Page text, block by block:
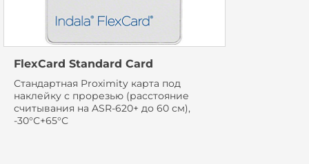
FlexCard Standard Card
Стандартная Proximity карта под
наклейку с прорезью (расстояние
считывания на ASR-620+ до 60 см),
-30°С+65°С